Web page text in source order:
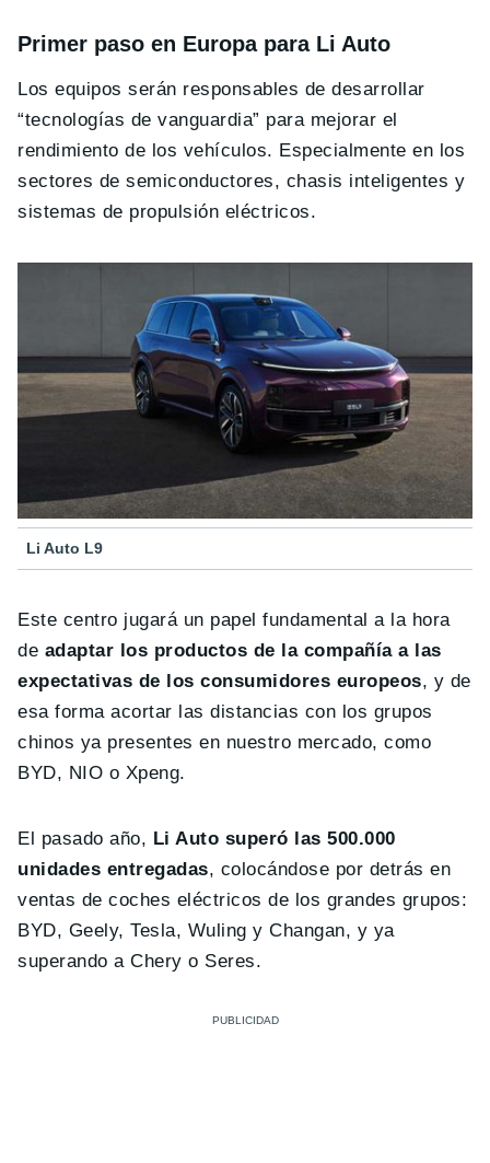
Primer paso en Europa para Li Auto
Los equipos serán responsables de desarrollar
“tecnologías de vanguardia” para mejorar el
rendimiento de los vehículos. Especialmente en los
sectores de semiconductores, chasis inteligentes y
sistemas de propulsión eléctricos.
Li Auto L9
Este centro jugará un papel fundamental a la hora
de adaptar los productos de la compañía a las
expectativas de los consumidores europeos, y de
esa forma acortar las distancias con los grupos
chinos ya presentes en nuestro mercado, como
BYD, NIO o Xpeng.
El pasado año, Li Auto superó las 500.000
unidades entregadas, colocándose por detrás en
ventas de coches eléctricos de los grandes grupos:
BYD, Geely, Tesla, Wuling y Changan, y ya
superando a Chery o Seres.